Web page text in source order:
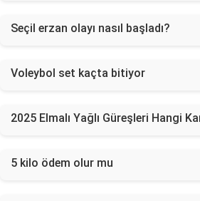
Seçil erzan olayı nasıl başladı?
Voleybol set kaçta bitiyor
2025 Elmalı Yağlı Güreşleri Hangi
5 kilo ödem olur mu